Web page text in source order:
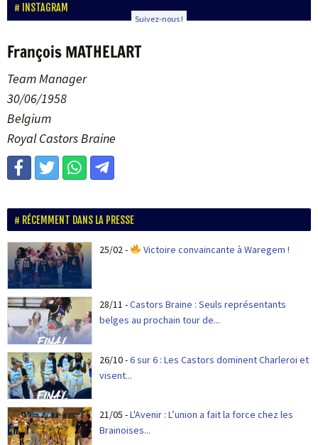
INSTAGRAM
Suivez-nous !
François MATHELART
Team Manager
30/06/1958
Belgium
Royal Castors Braine
RÉCEMMENT DANS LA PRESSE
25/02- Victoire convaincante à Waregem !
28/11 -Castors Braine : Seuls représentants
belges au prochain tour de...
26/10-6 sur 6 : Les Castors dominent Charleroi et
visent...
21/05 -L'Avenir : L’union a fait la force chez les
Brainoises...